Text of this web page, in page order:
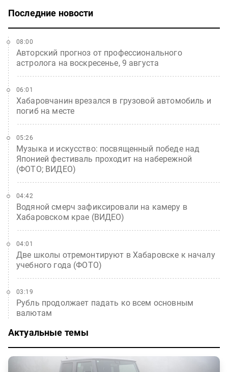
Последние новости
Авторский прогноз от профессионального
астролога на воскресенье, 9 августа
08:00
Хабаровчанин врезался в грузовой автомобиль и
погиб на месте
06:01
Музыка и искусство: посвященный победе над
Японией фестиваль проходит на набережной
(ФОТО; ВИДЕО)
05:26
Водяной смерч зафиксировали на камеру в
Хабаровском крае (ВИДЕО)
04:42
Две школы отремонтируют в Хабаровске к началу
учебного года (ФОТО)
04:01
Рубль продолжает падать ко всем основным
валютам
03:19
Актуальные темы